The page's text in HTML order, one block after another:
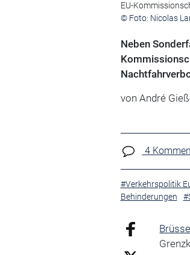
EU-
© Foto: Nicolas
Neben
von André
4
#Verkehrspolitik
Behinderungen